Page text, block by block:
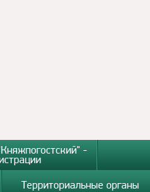
-
Территориальные органы